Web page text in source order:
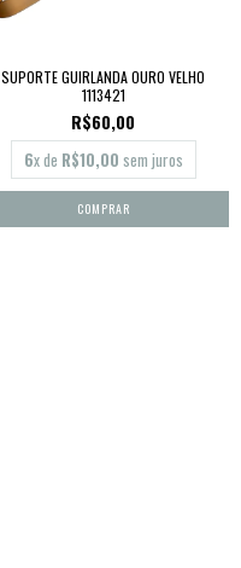
SUPORTE GUIRLANDA OURO VELHO
1113421
R$60,00
6x de R$10,00 sem juros